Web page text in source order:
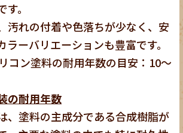
。
汚れの付着や色落ちが少なく、安
ラーバリエーションも豊富です。
コン塗料の耐用年数の目安：10～
の耐用年数
、塗料の主成分である合成樹脂が